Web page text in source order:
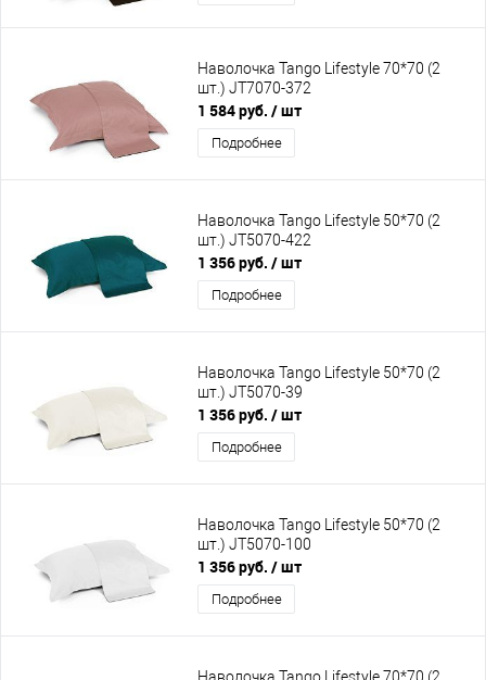
Наволочка Tango Lifestyle 70*70 (2
шт.) JT7070-372
1 584 руб. / шт
Подробнее
Наволочка Tango Lifestyle 50*70 (2
шт.) JT5070-422
1 356 руб. / шт
Подробнее
Наволочка Tango Lifestyle 50*70 (2
шт.) JT5070-39
1 356 руб. / шт
Подробнее
Наволочка Tango Lifestyle 50*70 (2
шт.) JT5070-100
1 356 руб. / шт
Подробнее